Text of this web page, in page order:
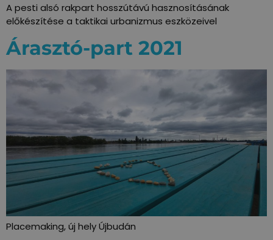
A pesti alsó rakpart hosszútávú hasznosításának
előkészítése a taktikai urbanizmus eszközeivel
Árasztó-part 2021
Placemaking, új hely Újbudán